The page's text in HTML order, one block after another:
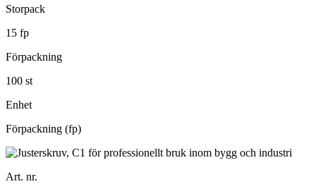
Storpack
15 fp
Förpackning
100 st
Enhet
Förpackning (fp)
Art. nr.